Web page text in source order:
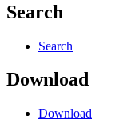
Search
Search
Download
Download